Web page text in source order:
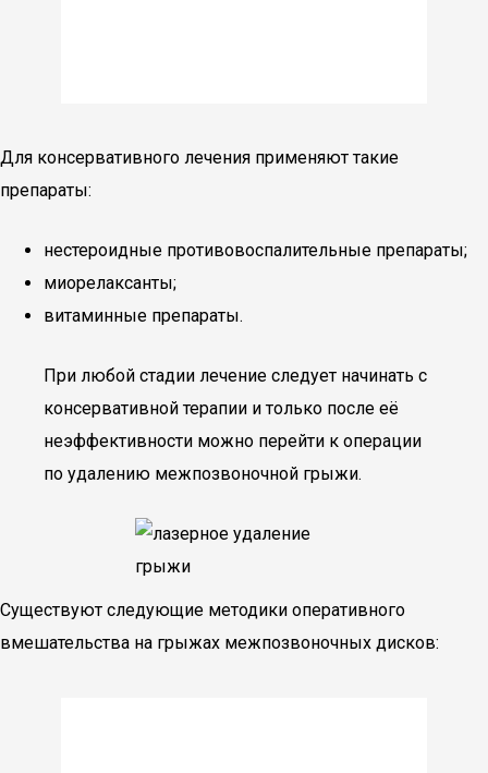
Для консервативного лечения применяют такие
препараты:
нестероидные противовоспалительные препараты;
миорелаксанты;
витаминные препараты.
При любой стадии лечение следует начинать с
консервативной терапии и только после её
неэффективности можно перейти к операции
по удалению межпозвоночной грыжи.
Существуют следующие методики оперативного
вмешательства на грыжах межпозвоночных дисков: